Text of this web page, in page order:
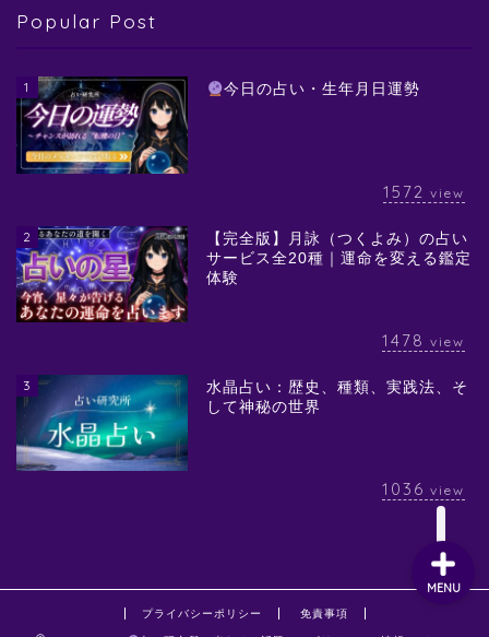
Popular Post
1 今日の占い・生年月日運勢
1572 view
2
【完全版】月詠（つくよみ）の占い
サービス全20種｜運命を変える鑑定
体験
1478 view
3
水晶占い：歴史、種類、実践法、そ
して神秘の世界
1036 view
プライバシーポリシー 免責事項
MENU